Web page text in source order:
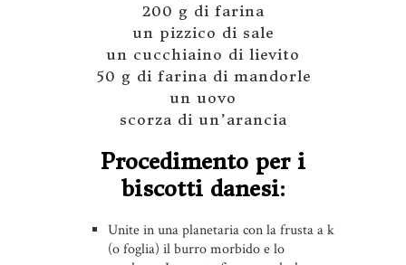
200 g di farina
un pizzico di sale
un cucchiaino di lievito
50 g di farina di mandorle
un uovo
scorza di un’arancia
Procedimento per i
biscotti danesi:
Unite in una planetaria con la frusta a k
(o foglia) il burro morbido e lo